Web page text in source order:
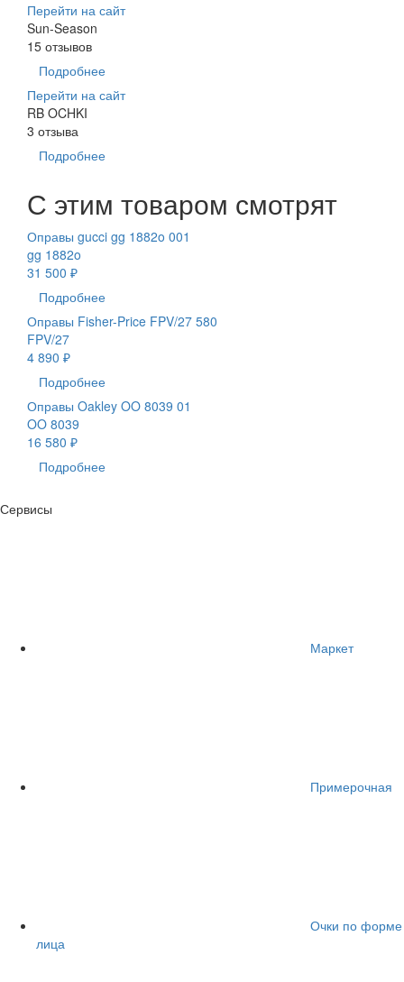
Перейти на сайт
Sun-Season
15 отзывов
Подробнее
Перейти на сайт
RB OCHKI
3 отзыва
Подробнее
С этим товаром смотрят
Оправы gucci gg 1882o 001
gg 1882o
31 500 ₽
Подробнее
Оправы Fisher-Price FPV/27 580
FPV/27
4 890 ₽
Подробнее
Оправы Oakley OO 8039 01
OO 8039
16 580 ₽
Подробнее
Сервисы
Маркет
Примерочная
Очки по форме
лица